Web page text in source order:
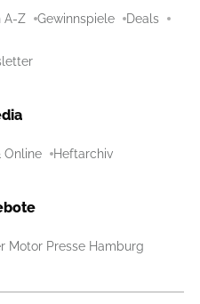
A-Z Gewinnspiele Deals
Online Heftarchiv
Motor Presse Hamburg